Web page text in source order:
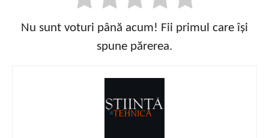
Nu sunt voturi până acum! Fii primul care își
spune părerea.